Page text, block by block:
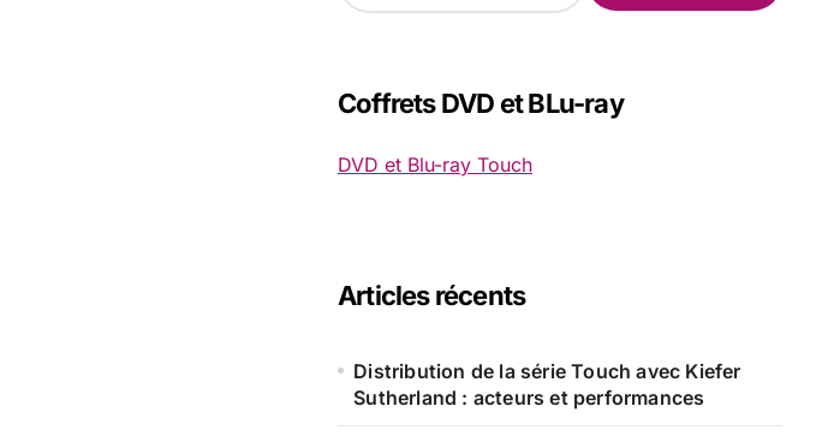
r
c
e
Coffrets DVD et BLu-ray
DVD et Blu-ray Touch
Articles récents
Distribution de la série Touch avec Kiefer
Sutherland : acteurs et performances